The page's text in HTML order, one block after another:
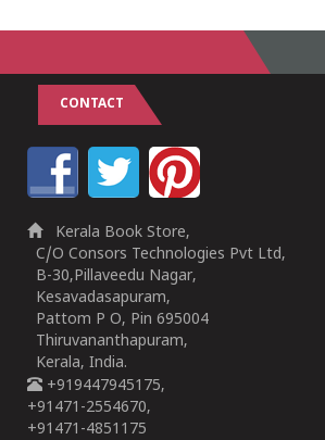
CONTACT
Kerala Book Store,
C/O Consors Technologies Pvt Ltd,
B-30,Pillaveedu Nagar,
Kesavadasapuram,
Pattom P O, Pin 695004
Thiruvananthapuram,
Kerala, India.
+919447945175,
+91471-2554670,
+91471-4851175